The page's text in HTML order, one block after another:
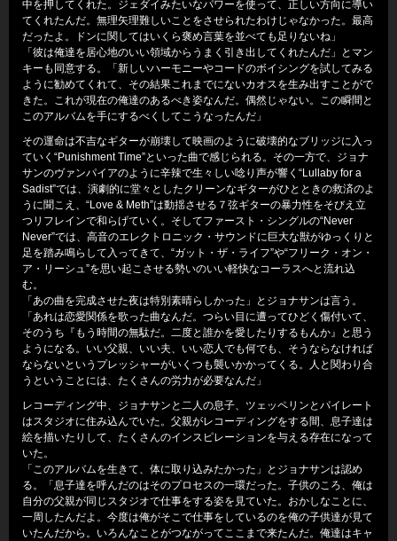
中を押してくれた。ジェダイみたいなパワーを使って、正しい方向に導い
てくれたんだ。無理矢理難しいことをさせられたわけじゃなかった。最高
だったよ。ドンに関してはいくら褒め言葉を並べても足りないね」
「彼は俺達を居心地のいい領域からうまく引き出してくれたんだ」とマン
キーも同意する。「新しいハーモニーやコードのボイシングを試してみる
ように勧めてくれて、その結果これまでにないカオスを生み出すことがで
きた。これが現在の俺達のあるべき姿なんだ。偶然じゃない。この瞬間と
このアルバムを手にするべくしてこうなったんだ」
その運命は不吉なギターが崩壊して映画のように破壊的なブリッジに入っ
ていく“Punishment Time”といった曲で感じられる。その一方で、ジョナ
サンのヴァンパイアのように辛辣で生々しい唸り声が響く“Lullaby for a
Sadist”では、演劇的に堂々としたクリーンなギターがひとときの救済のよ
うに聞こえ、“Love & Meth”は動揺させる７弦ギターの暴力性をそびえ立
つリフレインで和らげていく。そしてファースト・シングルの“Never
Never”では、高音のエレクトロニック・サウンドに巨大な獣がゆっくりと
足を踏み鳴らして入ってきて、“ガット・ザ・ライフ”や“フリーク・オン・
ア・リーシュ”を思い起こさせる勢いのいい軽快なコーラスへと流れ込
む。
「あの曲を完成させた夜は特別素晴らしかった」とジョナサンは言う。
「あれは恋愛関係を歌った曲なんだ。つらい目に遭ってひどく傷付いて、
そのうち『もう時間の無駄だ。二度と誰かを愛したりするもんか』と思う
ようになる。いい父親、いい夫、いい恋人でも何でも、そうならなければ
ならないというプレッシャーがいくつも襲いかかってくる。人と関わり合
うということには、たくさんの労力が必要なんだ」
レコーディング中、ジョナサンと二人の息子、ツェッペリンとパイレート
はスタジオに住み込んでいた。父親がレコーディングをする間、息子達は
絵を描いたりして、たくさんのインスピレーションを与える存在になって
いた。
「このアルバムを生きて、体に取り込みたかった」とジョナサンは認め
る。「息子達を呼んだのはそのプロセスの一環だった。子供のころ、俺は
自分の父親が同じスタジオで仕事をする姿を見ていた。おかしなことに、
一周したんだよ。今度は俺がそこで仕事をしているのを俺の子供達が見て
いたんだから。いろんなことがつながってここまで来たんだ。俺達はキャ